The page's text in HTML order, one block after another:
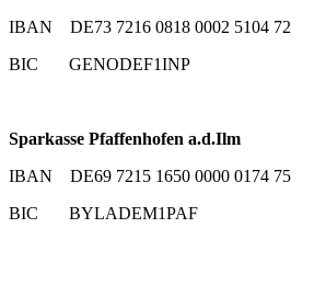
IBAN DE73 7216 0818 0002 5104 72
BIC GENODEF1INP
Sparkasse Pfaffenhofen a.d.Ilm
IBAN DE69 7215 1650 0000 0174 75
BIC BYLADEM1PAF